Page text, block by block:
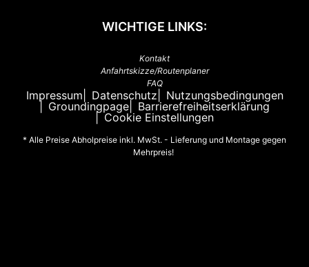
WICHTIGE LINKS:
Kontakt
Anfahrtskizze/Routenplaner
FAQ
Impressum Datenschutz
Nutzungsbedingungen
Groundingpage
Barrierefreiheitserklärung
Cookie Einstellungen
* Alle Preise Abholpreise inkl. MwSt. - Lieferung und Montage gegen
Mehrpreis!